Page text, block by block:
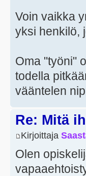
Voin vaikka
yksi henkilö,
Oma "työni"
todella
vääntelen
Re: Mitä
Kirjoittaja
Olen